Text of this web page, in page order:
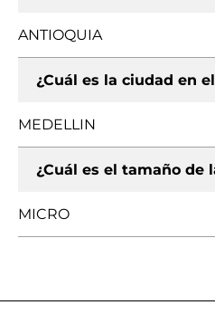
ANTIOQUIA
¿Cuál es la ciudad en
MEDELLIN
¿Cuál es el tamaño de
MICRO